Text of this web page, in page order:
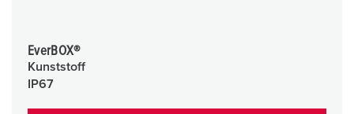
EverBOX®
Kunststoff
IP67